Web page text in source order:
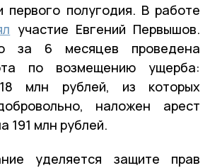
первого полугодия. В работе
участие Евгений Первышов.
за 6 месяцев проведена
по возмещению ущерба:
млн рублей, из которых
наложен арест
191 млн рублей.
уделяется защите прав